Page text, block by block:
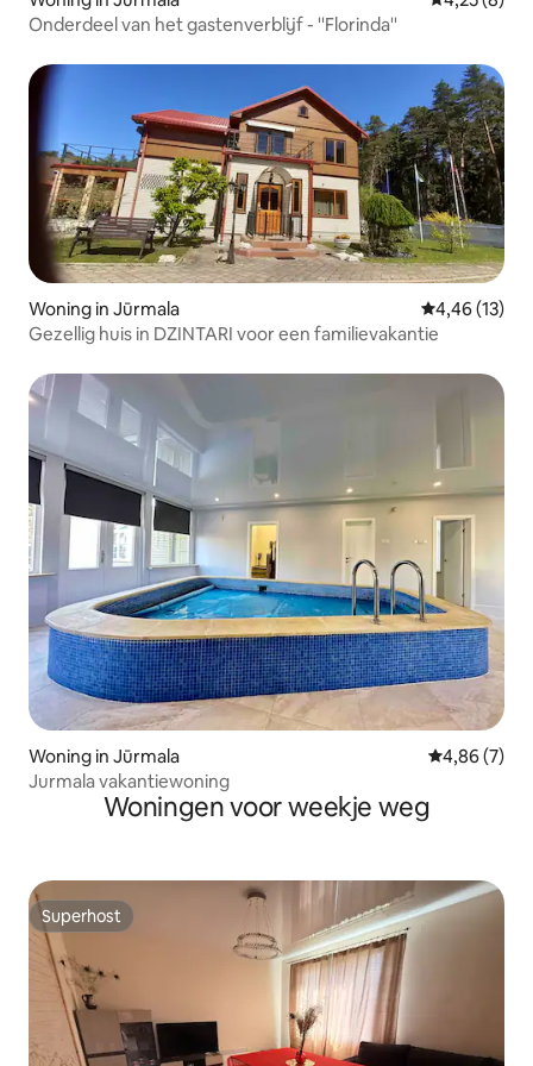
Onderdeel van het gastenverblijf - ''Florinda''
Woning in Jūrmala Gemiddelde
4,46 (13)
Gezellig huis in DZINTARI voor een familievakantie
Woning in Jūrmala Gemiddelde
4,86 (7)
Jurmala vakantiewoning
Woningen voor weekje weg
Superhost
Superhost